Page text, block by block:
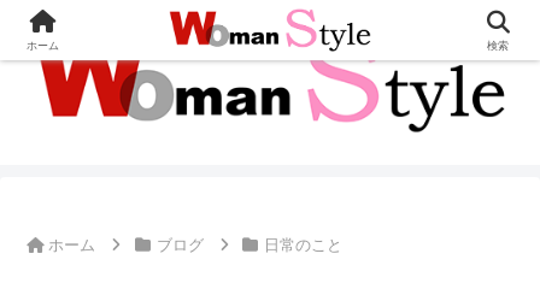
ホーム ブログ 日常のこと
ホーム 検索